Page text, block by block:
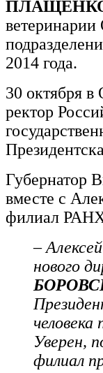
ветеринарии
2014 года.
30 октября
ректор
Губернатор
вместе с
филиал
–
нового
Уверен,
филиал